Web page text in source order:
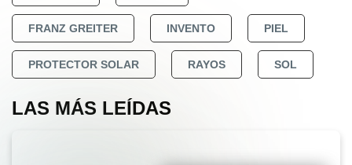
FRANZ GREITER INVENTO PIEL
PROTECTOR SOLAR RAYOS SOL
LAS MÁS LEÍDAS